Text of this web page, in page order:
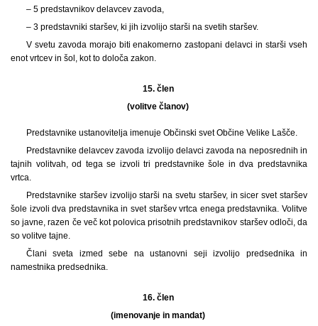
– 5 predstavnikov delavcev zavoda,
– 3 predstavniki staršev, ki jih izvolijo starši na svetih staršev.
V svetu zavoda morajo biti enakomerno zastopani delavci in starši vseh
enot vrtcev in šol, kot to določa zakon.
15. člen
(volitve članov)
Predstavnike ustanovitelja imenuje Občinski svet Občine Velike Lašče.
Predstavnike delavcev zavoda izvolijo delavci zavoda na neposrednih in
tajnih volitvah, od tega se izvoli tri predstavnike šole in dva predstavnika
vrtca.
Predstavnike staršev izvolijo starši na svetu staršev, in sicer svet staršev
šole izvoli dva predstavnika in svet staršev vrtca enega predstavnika. Volitve
so javne, razen če več kot polovica prisotnih predstavnikov staršev odloči, da
so volitve tajne.
Člani sveta izmed sebe na ustanovni seji izvolijo predsednika in
namestnika predsednika.
16. člen
(imenovanje in mandat)